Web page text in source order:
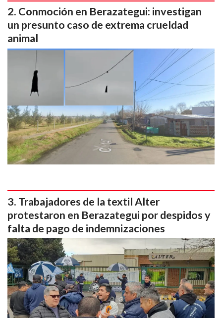
Conmoción en Berazategui: investigan
un presunto caso de extrema crueldad
animal
Trabajadores de la textil Alter
protestaron en Berazategui por despidos y
falta de pago de indemnizaciones